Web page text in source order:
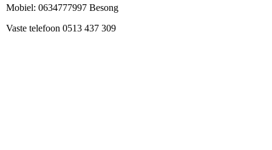
Mobiel: 0634777997 Besong
Vaste telefoon 0513 437 309